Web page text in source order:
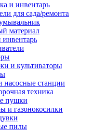
и инвентарь
для сада/ремонта
материал
и культиваторы
насосные станции
техника
пушки
и газонокосилки
пилы